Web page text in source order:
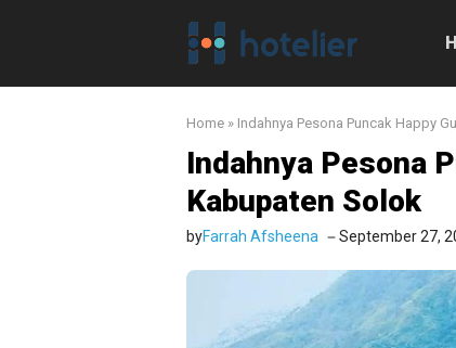
Home » Indahnya Pesona Puncak Happy
Indahnya Pesona
Kabupaten Solok
byFarrah Afsheena September 27,